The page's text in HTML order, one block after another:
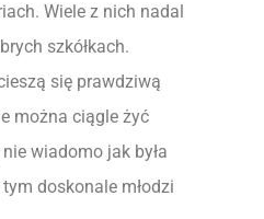
Wiele z nich nadal
szkółkach.
się prawdziwą
można ciągle żyć
wiadomo jak była
doskonale młodzi